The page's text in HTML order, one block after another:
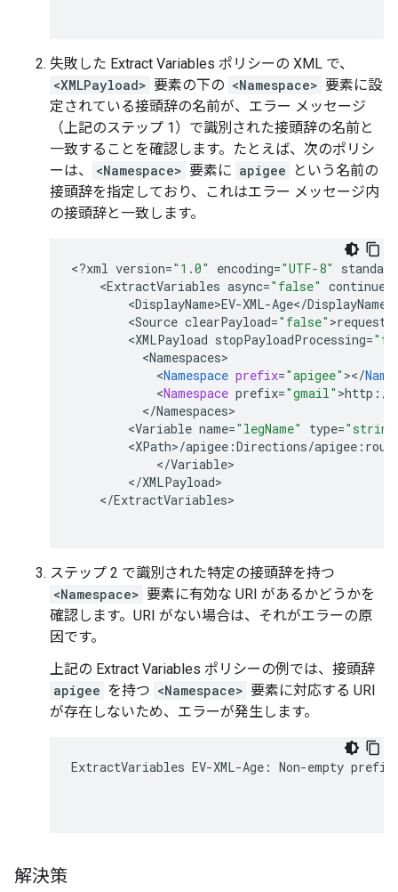
失敗した Extract Variables ポリシーの XML で、
<XMLPayload> 要素の下の <Namespace> 要素に設
定されている接頭辞の名前が、エラー メッセージ
（上記のステップ 1）で識別された接頭辞の名前と
一致することを確認します。たとえば、次のポリシ
ーは、
<Namespace> 要素に apigee
という名前の
接頭辞を指定しており、これはエラー メッセージ内
の接頭辞と一致します。
<?xml version="1.0" encoding="UTF-8"
<ExtractVariables async="false"
<DisplayName>EV-XML-Age</DisplayName
<Source clearPayload="false" >request
<XMLPayload stopPayloadProcessing=
<Namespaces
<Namespace prefix="apigee" ></
<Namespace prefix="gmail" >http : //
</Namespaces
<Variable name="legName" type=
<XPath>/apigee :Directions/apigee :
</Variable
</XMLPayload
</ExtractVariables
ステップ 2 で識別された特定の接頭辞を持つ
<Namespace> 要素に有効な URI があるかどうかを
確認します。URI がない場合は、それがエラーの原
因です。
上記の Extract Variables ポリシーの例では、接頭辞
apigee を持つ <Namespace> 要素に対応する URI
が存在しないため、エラーが発生します。
ExtractVariables EV-XML-Age: Non-empty
解決策